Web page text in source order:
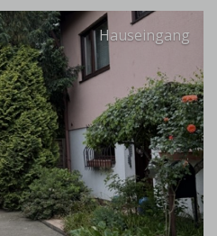
Hauseingang